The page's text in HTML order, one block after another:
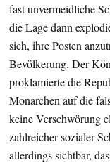
fast unvermeidliche
die Lage dann
sich, ihre Posten
Bevölkerung. Der
proklamierte die
Monarchen auf die
keine Verschwörung
zahlreicher sozialer
allerdings sichtbar,